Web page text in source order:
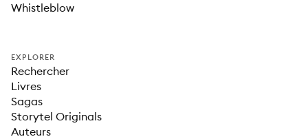
Whistleblow
EXPLORER
Rechercher
Livres
Sagas
Storytel Originals
Auteurs